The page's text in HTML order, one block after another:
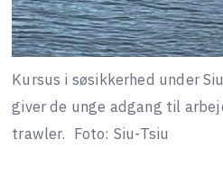
Kursus i søsikkerhed under
giver de unge adgang til
trawler. Foto: Siu-Tsiu